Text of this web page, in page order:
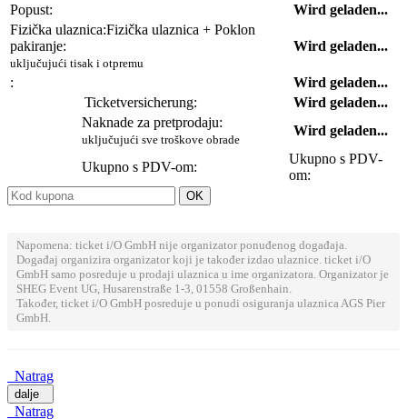
Popust:
Wird geladen...
Fizička ulaznica:Fizička ulaznica + Poklon
pakiranje:
uključujući tisak i otpremu
Wird geladen...
:
Wird geladen...
Ticketversicherung:
Wird geladen...
Naknade za pretprodaju:
uključujući sve troškove obrade
Wird geladen...
Ukupno s PDV-om:
Ukupno s PDV-
om:
Napomena: ticket i/O GmbH nije organizator ponuđenog događaja.
Događaj organizira organizator koji je također izdao ulaznice. ticket i/O
GmbH samo posreduje u prodaji ulaznica u ime organizatora. Organizator je
SHEG Event UG, Husarenstraße 1-3, 01558 Großenhain.
Također, ticket i/O GmbH posreduje u ponudi osiguranja ulaznica AGS Pier
GmbH.
Natrag
dalje
Natrag